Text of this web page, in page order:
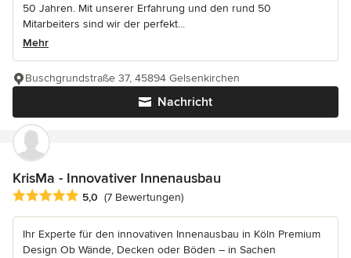
50 Jahren. Mit unserer Erfahrung und den rund 50
Mitarbeiters sind wir der perfekt...
Mehr
Nachricht
Buschgrundstraße 37, 45894 Gelsenkirchen
KrisMa - Innovativer Innenausbau
Durchschnittliche Bewertung: 5 von 5 Sternen
5,0 (7 Bewertungen)
Ihr Experte für den innovativen Innenausbau in Köln Premium
Design Ob Wände, Decken oder Böden – in Sachen